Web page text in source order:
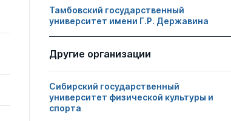
Тамбовский государственный
университет имени Г.Р. Державина
Другие организации
Сибирский государственный
университет физической культуры и
спорта